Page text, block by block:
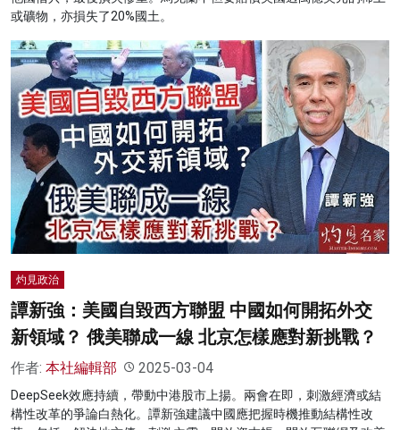
或礦物，亦損失了20%國土。
灼見政治
譚新強：美國自毀西方聯盟 中國如何開拓外交
新領域？ 俄美聯成一線 北京怎樣應對新挑戰？
作者: 本社編輯部 2025-03-04
DeepSeek效應持續，帶動中港股市上揚。兩會在即，刺激經濟或結
構性改革的爭論白熱化。譚新強建議中國應把握時機推動結構性改